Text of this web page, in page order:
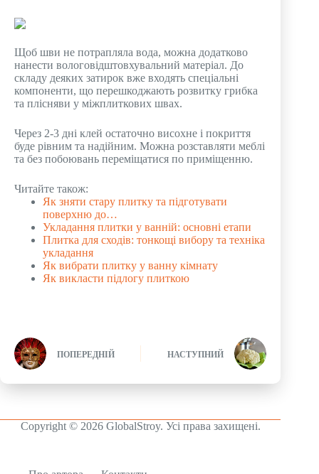
Щоб шви не потрапляла вода, можна додатково
нанести вологовідштовхувальний матеріал. До
складу деяких затирок вже входять спеціальні
компоненти, що перешкоджають розвитку грибка
та плісняви ​​у міжплиткових швах.
Через 2-3 дні клей остаточно висохне і покриття
буде рівним та надійним. Можна розставляти меблі
та без побоювань переміщатися по приміщенню.
Читайте також:
Як зняти стару плитку та підготувати
поверхню до…
Укладання плитки у ванній: основні етапи
Плитка для сходів: тонкощі вибору та техніка
укладання
Як вибрати плитку у ванну кімнату
Як викласти підлогу плиткою
ПОПЕРЕДНІЙ НАСТУПНИЙ
Copyright © 2026 GlobalStroy. Усі права захищені.